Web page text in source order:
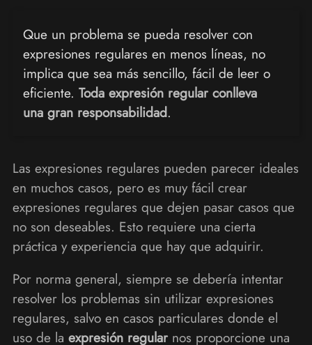
Que un problema se pueda resolver con
expresiones regulares en menos líneas, no
implica que sea más sencillo, fácil de leer o
eficiente. Toda expresión regular conlleva
una gran responsabilidad.
Las expresiones regulares pueden parecer ideales
en muchos casos, pero es muy fácil crear
expresiones regulares que dejen pasar casos que
no son deseables. Esto requiere una cierta
práctica y experiencia que hay que adquirir.
Por norma general, siempre se debería intentar
resolver los problemas sin utilizar expresiones
regulares, salvo en casos particulares donde el
uso de la expresión regularnos proporcione una